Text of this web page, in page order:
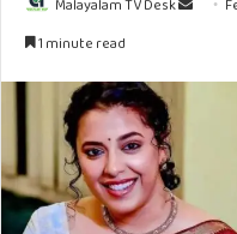
Malayalam TV Desk
1 minute read